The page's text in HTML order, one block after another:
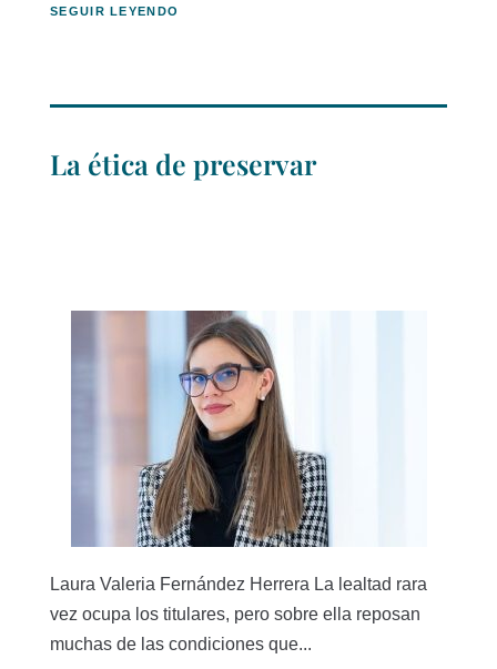
SEGUIR LEYENDO
La ética de preservar
Laura Valeria Fernández Herrera La lealtad rara
vez ocupa los titulares, pero sobre ella reposan
muchas de las condiciones que...